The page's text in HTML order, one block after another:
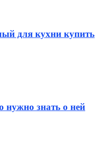
для кухни купить
нужно знать о ней